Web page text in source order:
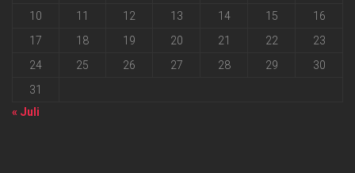
10
11 12 13 14 15
16
17
18 19 20 21 22
23
24
25 26 27 28 29
30
31
« Juli